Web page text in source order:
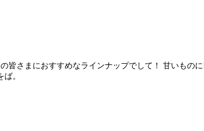
さまにおすすめなラインナップでして！ 甘いもの
。